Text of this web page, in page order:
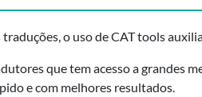
o uso de CAT tools
que tem acesso a grandes
e com melhores resultados.